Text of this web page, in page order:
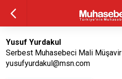
Yusuf Yurdakul
Serbest Muhasebeci Mali Müşavir
yusufyurdakul@msn.com